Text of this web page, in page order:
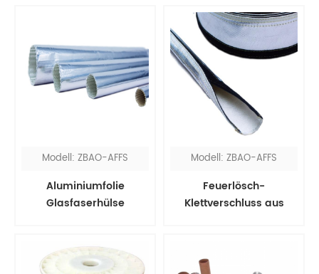
Modell: ZBAO-AFFS
Aluminiumfolie
Glasfaserhülse
Modell: ZBAO-AFFS
Feuerlösch-
Klettverschluss aus